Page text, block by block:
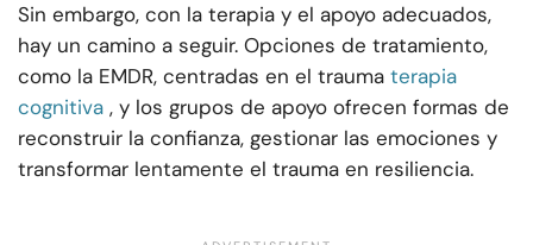
Sin embargo, con la terapia y el apoyo adecuados,
hay un camino a seguir. Opciones de tratamiento,
como la EMDR, centradas en el trauma terapia
cognitiva , y los grupos de apoyo ofrecen formas de
reconstruir la confianza, gestionar las emociones y
transformar lentamente el trauma en resiliencia.